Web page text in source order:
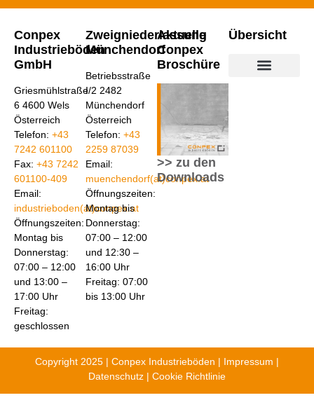
Conpex
Industrieböden
GmbH
Griesmühlstraße
6 4600 Wels
Österreich
Telefon: +43
7242 601100
Fax: +43 7242
601100-409
Email:
industrieboden(at)conpex.at
Öffnungszeiten:
Montag bis
Donnerstag:
07:00 – 12:00
und 13:00 –
17:00 Uhr
Freitag:
geschlossen
Zweigniederlassung
Münchendorf
Betriebsstraße
I/2 2482
Münchendorf
Österreich
Telefon: +43
2259 87039
Email:
muenchendorf(at)conpex.at
Öffnungszeiten:
Montag bis
Donnerstag:
07:00 – 12:00
und 12:30 –
16:00 Uhr
Freitag: 07:00
bis 13:00 Uhr
Aktuelle
Conpex
Broschüre
>> zu den
Downloads
Übersicht
Copyright 2025 | Conpex Industrieböden | Impressum |
Datenschutz | Cookie Richtlinie